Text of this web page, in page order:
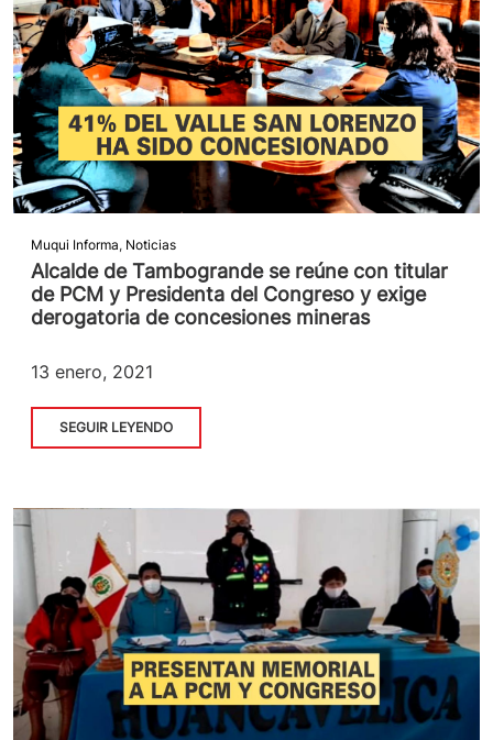
Muqui Informa, Noticias
Alcalde de Tambogrande se reúne con titular
de PCM y Presidenta del Congreso y exige
derogatoria de concesiones mineras
13 enero, 2021
SEGUIR LEYENDO